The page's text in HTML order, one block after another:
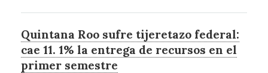
Quintana Roo sufre tijeretazo federal:
cae 11. 1% la entrega de recursos en el
primer semestre